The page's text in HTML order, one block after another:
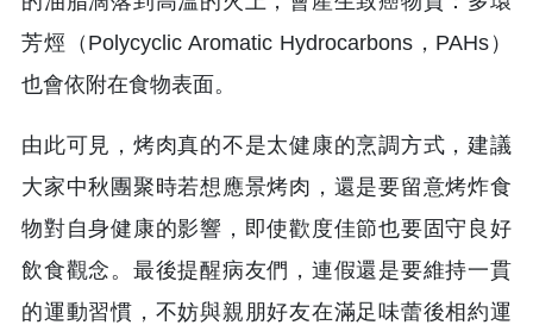
芳烴（Polycyclic Aromatic Hydrocarbons，PAHs）
也會依附在食物表面。
由此可見，烤肉真的不是太健康的烹調方式，建議
大家中秋團聚時若想應景烤肉，還是要留意烤炸食
物對自身健康的影響，即使歡度佳節也要固守良好
飲食觀念。最後提醒病友們，連假還是要維持一貫
的運動習慣，不妨與親朋好友在滿足味蕾後相約運